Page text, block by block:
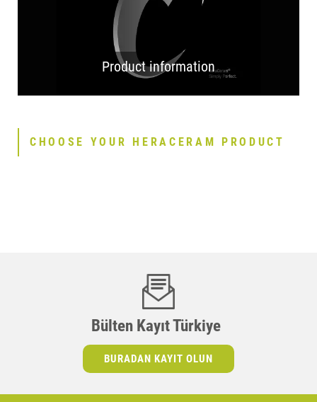
Product information
CHOOSE YOUR HERACERAM PRODUCT
Bülten Kayıt Türkiye
BURADAN KAYIT OLUN